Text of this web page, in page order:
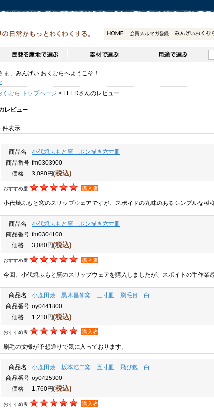
、みんげい おくむらへようこそ！
くむら トップページ > LLEDさんのレビュー
レビュー
件表示
商品名
小代焼ふもと窯 ポン描き六寸皿
商品番号 fm0303900
価格
3,080円(税込)
おすすめ度 購入者
小代焼ふもと窯のスリップウェアですが、スポイドの丸味のあるシンプルな模
商品名
小代焼ふもと窯 ポン描き六寸皿
商品番号 fm0304100
価格
3,080円(税込)
おすすめ度 購入者
今回、小代焼ふもと窯のスリップウェアを購入しましたが、スポイトの手作業
商品名
小鹿田焼 黒木昌伸窯 三寸皿 刷毛目 白
商品番号 oy0441800
価格
1,210円(税込)
おすすめ度 購入者
刷毛の文様が予想通りで気に入っております。
商品名
小鹿田焼 坂本浩二窯 五寸皿 飛び鉋 白
商品番号 oy0425300
価格
1,760円(税込)
おすすめ度 購入者